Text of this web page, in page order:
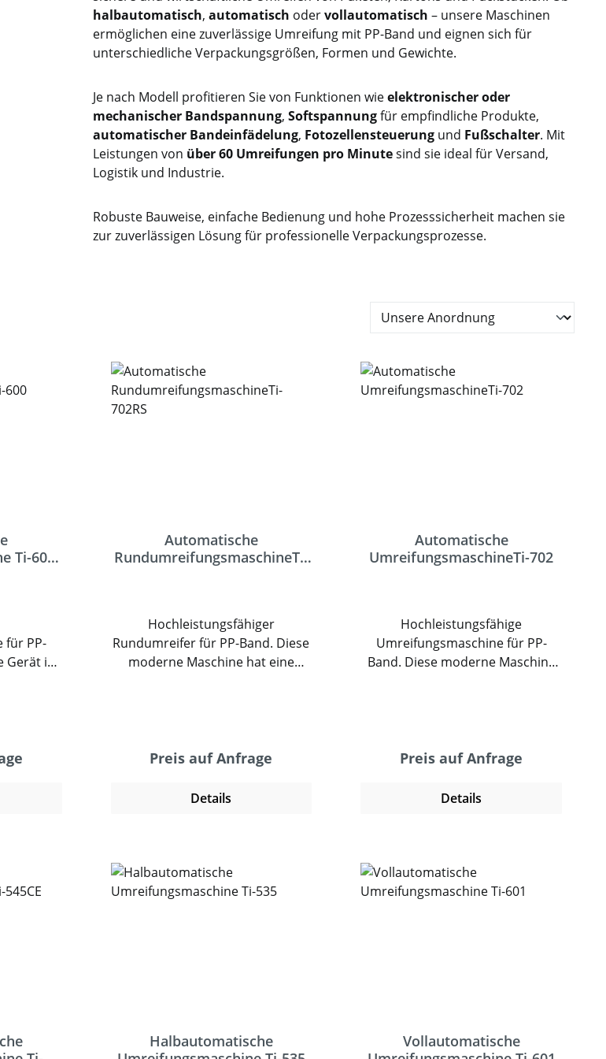
halbautomatisch, automatisch odervollautomatisch – unsere Maschinen
ermöglichen eine zuverlässige Umreifung mit PP-Band und eignen sich für
unterschiedliche Verpackungsgrößen, Formen und Gewichte.
Je nach Modell profitieren Sie von Funktionen wieelektronischer oder
mechanischer Bandspannung, Softspannungfür empfindliche Produkte,
automatischer Bandeinfädelung, Fotozellensteuerung und Fußschalter. Mit
Leistungen von über 60 Umreifungen pro Minutesind sie ideal für Versand,
Logistik und Industrie.
Robuste Bauweise, einfache Bedienung und hohe Prozesssicherheit machen sie
zur zuverlässigen Lösung für professionelle Verpackungsprozesse.
Ti-600
für PP-
Gerät ist
Eine
das
einer
Automatische
RundumreifungsmaschineTi-
Hochleistungsfähiger
Rundumreifer für PP-Band. Diese
moderne Maschine hat eine
Maschine erreicht dadurch über
Diese Variante eignet sich für
kann Verpackungen mit einer
Größe von nur 40 mm (B) x 10
Preis auf Anfrage
Details
Automatische
UmreifungsmaschineTi-702
Hochleistungsfähige
Umreifungsmaschine für PP-
Band. Diese moderne Maschine
Fußschalter. Die Maschine
Umreifungen in der Minute. Die TI
Damit kann sie universell in vielen
Branchen eingesetzt werden.
Preis auf Anfrage
Details
Halbautomatische
Vollautomatische